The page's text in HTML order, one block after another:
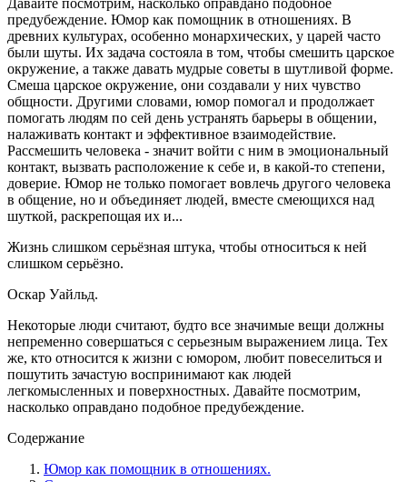
предубеждение. Юмор как помощник в отношениях. В
древних культурах, особенно монархических, у царей часто
были шуты. Их задача состояла в том, чтобы смешить царское
окружение, а также давать мудрые советы в шутливой форме.
Смеша царское окружение, они создавали у них чувство
общности. Другими словами, юмор помогал и продолжает
помогать людям по сей день устранять барьеры в общении,
налаживать контакт и эффективное взаимодействие.
Рассмешить человека - значит войти с ним в эмоциональный
контакт, вызвать расположение к себе и, в какой-то степени,
доверие. Юмор не только помогает вовлечь другого человека
в общение, но и объединяет людей, вместе смеющихся над
шуткой, раскрепощая их и...
Жизнь слишком серьёзная штука, чтобы относиться к ней
слишком серьёзно.
Оскар Уайльд.
Некоторые люди считают, будто все значимые вещи должны
непременно совершаться с серьезным выражением лица. Тех
же, кто относится к жизни с юмором, любит повеселиться и
пошутить зачастую воспринимают как людей
легкомысленных и поверхностных. Давайте посмотрим,
насколько оправдано подобное предубеждение.
Содержание
Юмор как помощник в отношениях.